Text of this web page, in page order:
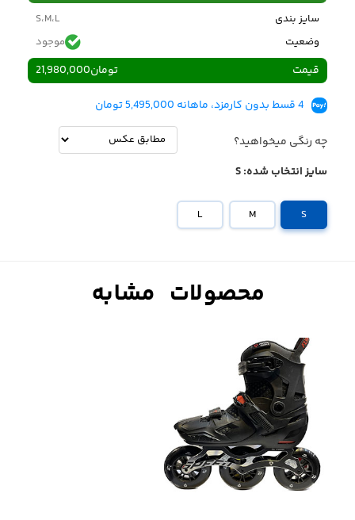
سایز بندی
S،M،L
وضعیت
موجود
قیمت 21,980,000تومان
4 قسط بدون کارمزد، ماهانه 5,495,000 تومان
چه رنگی میخواهید؟
سایز انتخاب شده:S
S
M
L